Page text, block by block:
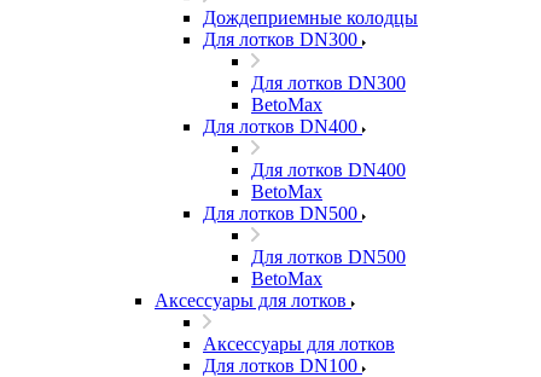
Дождеприемные колодцы
Для лотков DN300
Для лотков DN300
BetoMax
Для лотков DN400
Для лотков DN400
BetoMax
Для лотков DN500
Для лотков DN500
BetoMax
Аксессуары для лотков
Аксессуары для лотков
Для лотков DN100